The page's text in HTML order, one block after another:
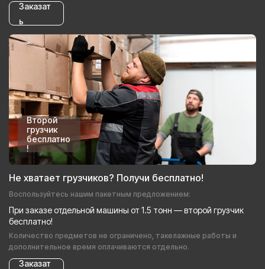
Заказат
ь
Второй
грузчик
бесплатно
!
Не хватает грузчиков? Получи бесплатно!
Воспользуйтесь нашим пакетным предложением:
При заказе отдельной машины от 1.5 тонн — второй грузчик
бесплатно!
Количество предметов не ограничено, такелажные работы и
дополнительное время оплачиваются отдельно.
Заказат